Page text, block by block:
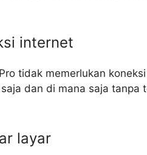
internet
tidak memerlukan
dan di mana saja tanpa
layar